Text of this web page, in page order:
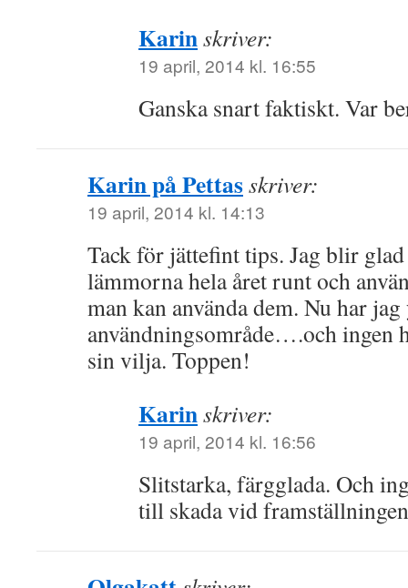
Karinskriver:
19 april, 2014 kl. 16:55
Ganska snart faktiskt. Var
Karin på Pettasskriver:
19 april, 2014 kl. 14:13
Tack för jättefint tips. Jag blir glad
lämmorna hela året runt och
man kan använda dem. Nu har
användningsområde….och ingen
sin vilja. Toppen!
Karinskriver:
19 april, 2014 kl. 16:56
Slitstarka, färgglada. Och
till skada vid